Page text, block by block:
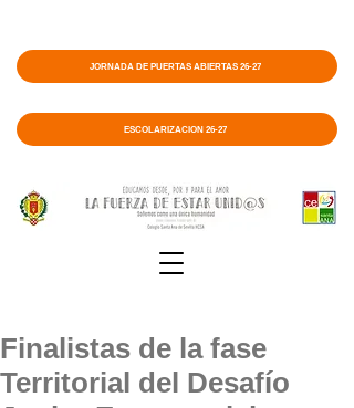
ESCOLARIZACIÓN 26-27
JORNADA DE PUERTAS ABIERTAS 26-27
Finalistas de la fase
Territorial del Desafío